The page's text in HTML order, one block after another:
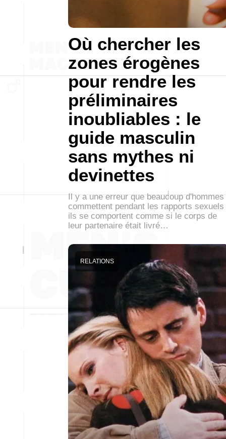
Où chercher les
zones érogènes
pour rendre les
préliminaires
inoubliables : le
guide masculin
sans mythes ni
devinettes
Il y a une erreur que beaucoup d'hommes
commettent pendant les rapports sexuels
ils se comportent comme si le corps de
leur partenaire était livré…
RELATIONS